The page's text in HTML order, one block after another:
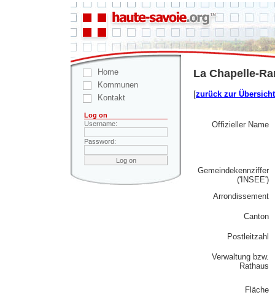
Home
Kommunen
Kontakt
Log on
Username:
Password:
La Chapelle-
[zurück zur Übersicht
Offizieller Name
Gemeindekennziffer
('INSEE')
Arrondissement
Canton
Postleitzahl
Verwaltung bzw.
Rathaus
Fläche